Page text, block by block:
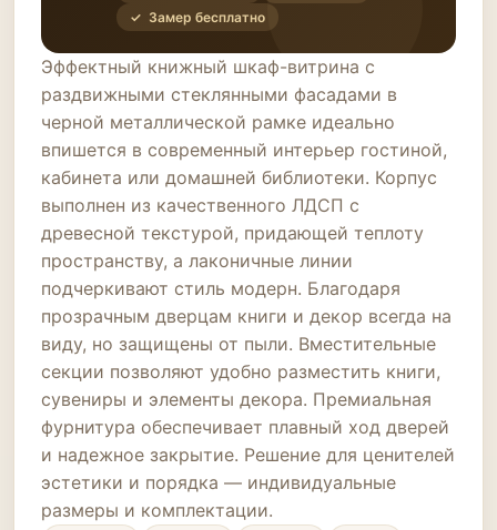
✓ Замер бесплатно
Эффектный книжный шкаф-витрина с
раздвижными стеклянными фасадами в
черной металлической рамке идеально
впишется в современный интерьер гостиной,
кабинета или домашней библиотеки. Корпус
выполнен из качественного ЛДСП с
древесной текстурой, придающей теплоту
пространству, а лаконичные линии
подчеркивают стиль модерн. Благодаря
прозрачным дверцам книги и декор всегда на
виду, но защищены от пыли. Вместительные
секции позволяют удобно разместить книги,
сувениры и элементы декора. Премиальная
фурнитура обеспечивает плавный ход дверей
и надежное закрытие. Решение для ценителей
эстетики и порядка — индивидуальные
размеры и комплектации.